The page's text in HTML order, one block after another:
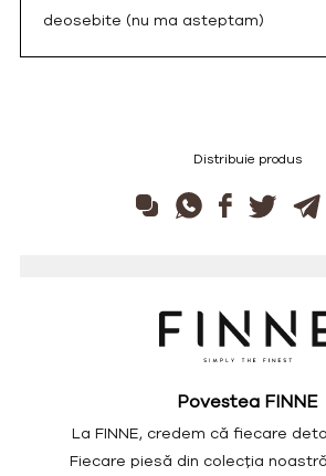
deosebite (nu ma asteptam)
Distribuie produs
Povestea FINNE
La FINNE, credem că fiecare
Fiecare piesă din colecția